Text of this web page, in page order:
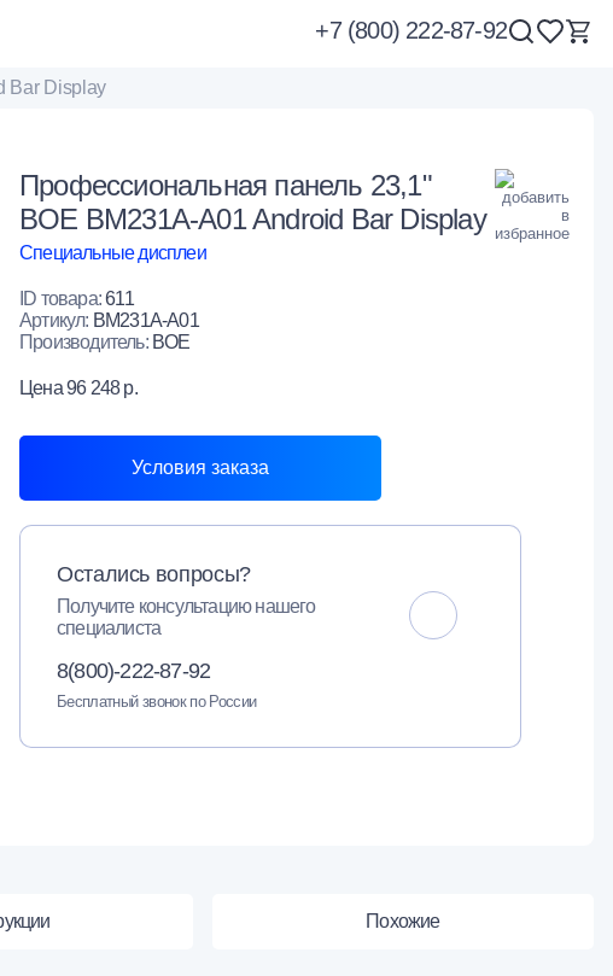
+7 (800) 222-87-92
Bar Display
Профессиональная панель 23,1"
BOE BM231A-A01 Android Bar Display
Специальные дисплеи
ID товара:611
Артикул: BM231A-A01
Производитель: BOE
Цена96 248 р.
Условия заказа
Остались вопросы?
Получите консультацию нашего
специалиста
8(800)-222-87-92
Бесплатный звонок по России
Похожие